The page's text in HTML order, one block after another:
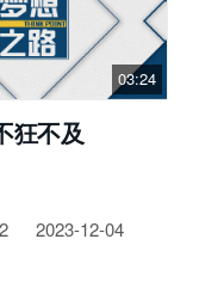
03:24
狂不及
2 2023-12-04